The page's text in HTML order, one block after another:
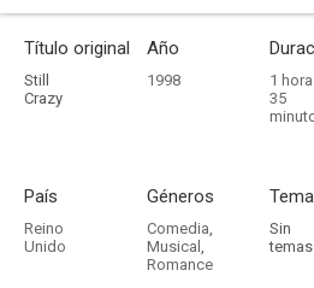
Título original
Still
Crazy
Año
1998
1
35
País
Reino
Unido
Géneros
Comedia,
Musical ,
Romance
Sin
temas